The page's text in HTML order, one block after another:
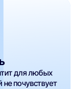
для любых
почувствует